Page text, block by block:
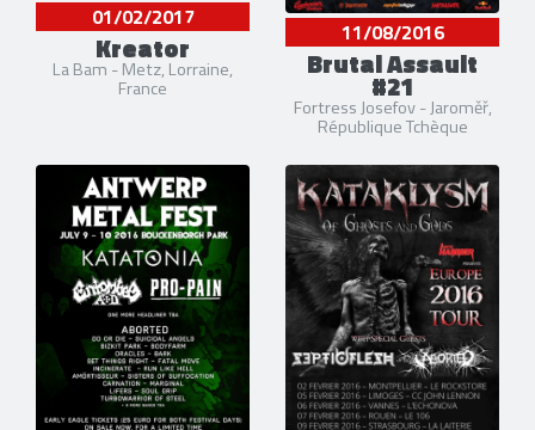
01/02/2017
Kreator
La Bam - Metz, Lorraine,
France
11/08/2016
Brutal Assault
#21
Fortress Josefov - Jaroměř,
République Tchèque